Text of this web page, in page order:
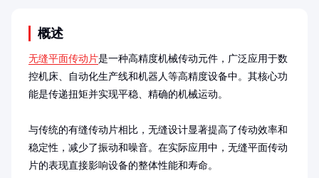
概述
无缝平面传动片是一种高精度机械传动元件，广泛应用于数
控机床、自动化生产线和机器人等高精度设备中。其核心功
能是传递扭矩并实现平稳、精确的机械运动。
与传统的有缝传动片相比，无缝设计显著提高了传动效率和
稳定性，减少了振动和噪音。在实际应用中，无缝平面传动
片的表现直接影响设备的整体性能和寿命。